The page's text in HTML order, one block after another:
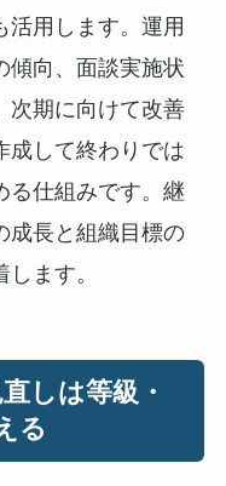
活用します。運用
傾向、面談実施状
次期に向けて改善
成して終わりでは
る仕組みです。継
成長と組織目標の
ます。
しは等級・
る